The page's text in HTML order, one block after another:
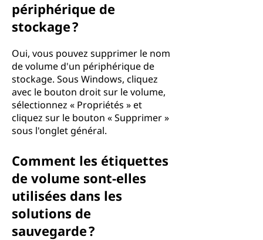
périphérique de
stockage ?
Oui, vous pouvez supprimer le nom
de volume d'un périphérique de
stockage. Sous Windows, cliquez
avec le bouton droit sur le volume,
sélectionnez « Propriétés » et
cliquez sur le bouton « Supprimer »
sous l'onglet général.
Comment les étiquettes
de volume sont-elles
utilisées dans les
solutions de
sauvegarde ?